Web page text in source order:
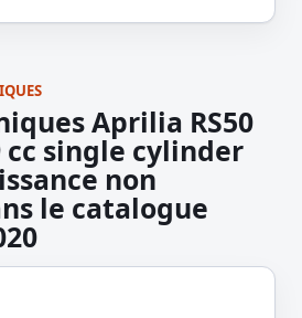
Aprilia RS50
cc single cylinder
non
le catalogue